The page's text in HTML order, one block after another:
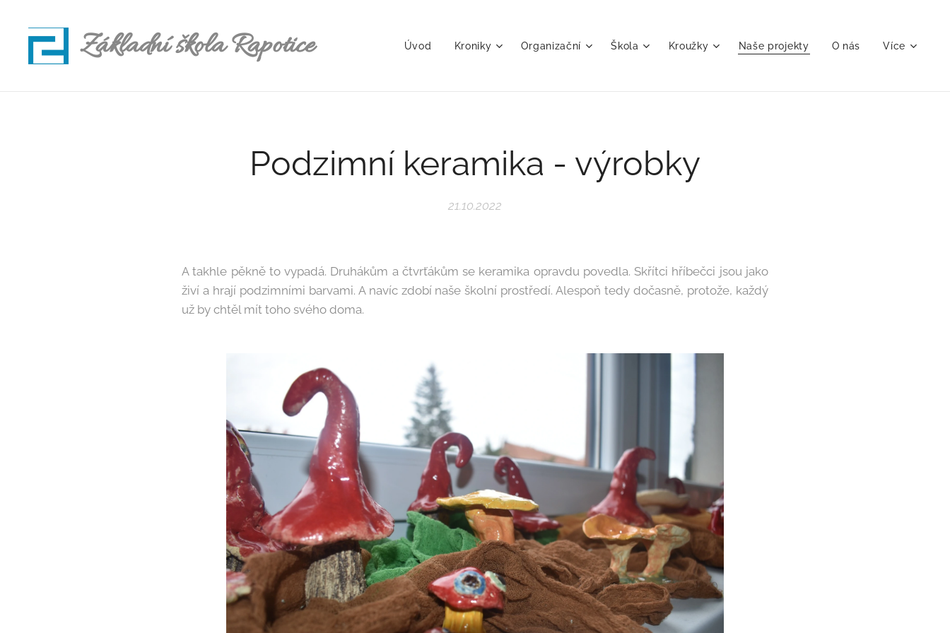
Základní škola Rapotice Úvod Kroniky Organizační Škola Kroužky Naše projekty O nás Více
Podzimní keramika - výrobky
21.10.2022
A takhle pěkně to vypadá. Druhákům a čtvrťákům se keramika opravdu povedla. Skřítci hříbečci jsou jako
živí a hrají podzimními barvami. A navíc zdobí naše školní prostředí. Alespoň tedy dočasně, protože, každý
už by chtěl mít toho svého doma.